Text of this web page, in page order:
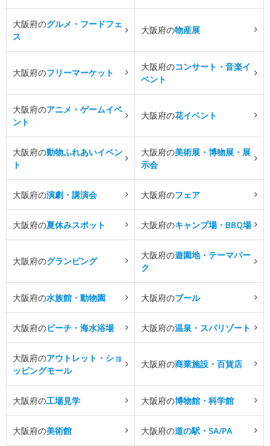
大阪府のグルメ・フードフェ
ス
大阪府の物産展
大阪府のフリーマーケット
大阪府のコンサート・音楽イ
ベント
大阪府のアニメ・ゲームイベ
ント
大阪府の花イベント
大阪府の動物ふれあいイベン
ト
大阪府の美術展・博物展・展
示会
大阪府の演劇・講演会 大阪府のフェア
大阪府の夏休みスポット 大阪府のキャンプ場・BBQ場
大阪府のグランピング
大阪府の遊園地・テーマパー
ク
大阪府の水族館・動物園 大阪府のプール
大阪府のビーチ・海水浴場 大阪府の温泉・スパリゾート
大阪府のアウトレット・ショ
ッピングモール
大阪府の商業施設・百貨店
大阪府の工場見学 大阪府の博物館・科学館
大阪府の美術館 大阪府の道の駅・SA/PA